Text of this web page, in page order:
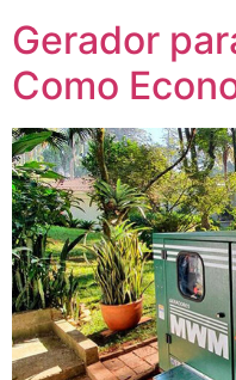
Gerador
Como